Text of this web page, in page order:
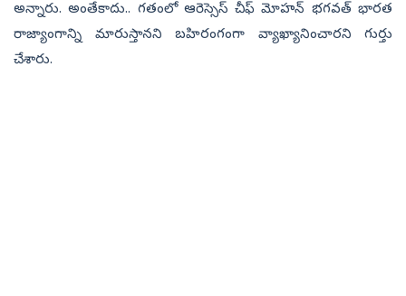
అన్నారు. అంతేకాదు.. గతంలో ఆరెస్సెస్‌ చీఫ్‌ మోహన్‌ భగవత్‌ భారత
రాజ్యాంగాన్ని మారుస్తానని బహిరంగంగా వ్యాఖ్యానించారని గుర్తు
చేశారు.